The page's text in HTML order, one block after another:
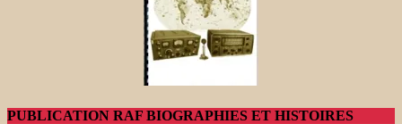
PUBLICATION RAF BIOGRAPHIES ET HISTOIRES